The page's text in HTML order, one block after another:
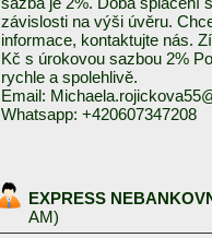
závislosti na výši úvěru.
informace, kontaktujte nás.
Kč s úrokovou sazbou 2%
rychle a spolehlivě.
Email:
Whatsapp: +420607347208
EXPRESS
AM)